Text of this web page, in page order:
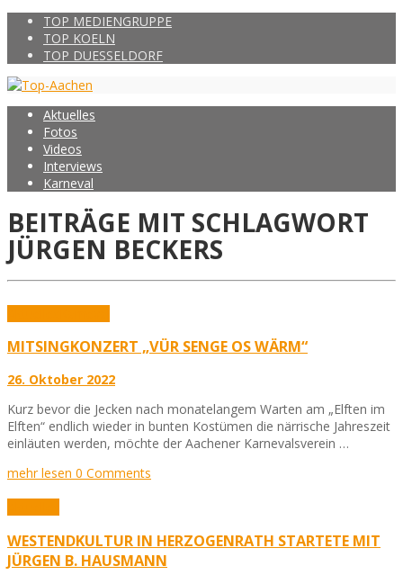
TOP MEDIENGRUPPE
TOP KOELN
TOP DUESSELDORF
Aktuelles
Fotos
Videos
Interviews
Karneval
BEITRÄGE MIT SCHLAGWORT
JÜRGEN BECKERS
MITSINGKONZERT „VÜR SENGE OS WÄRM“
26. Oktober 2022
Kurz bevor die Jecken nach monatelangem Warten am „Elften im
Elften“ endlich wieder in bunten Kostümen die närrische Jahreszeit
einläuten werden, möchte der Aachener Karnevalsverein …
mehr lesen 0 Comments
WESTENDKULTUR IN HERZOGENRATH STARTETE MIT
JÜRGEN B. HAUSMANN